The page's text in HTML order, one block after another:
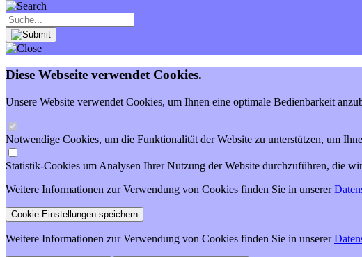
Diese Webseite verwendet Cookies.
Unsere Website verwendet Cookies, um Ihnen eine optimale Bedienbarkeit
Notwendige Cookies, um die Funktionalität der Website zu unterstützen, um
Statistik-Cookies um Analysen Ihrer Nutzung der Website durchzuführen, die
Weitere Informationen zur Verwendung von Cookies finden Sie in unserer
Weitere Informationen zur Verwendung von Cookies finden Sie in unserer